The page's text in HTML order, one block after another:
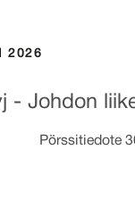
2026
- Johdon